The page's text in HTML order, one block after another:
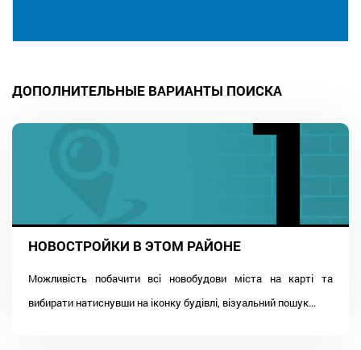
ДОПОЛНИТЕЛЬНЫЕ ВАРИАНТЫ ПОИСКА
НОВОСТРОЙКИ В ЭТОМ РАЙОНЕ
Можливість побачити всі новобудови міста на карті та
вибирати натиснувши на іконку будівлі, візуальний пошук...